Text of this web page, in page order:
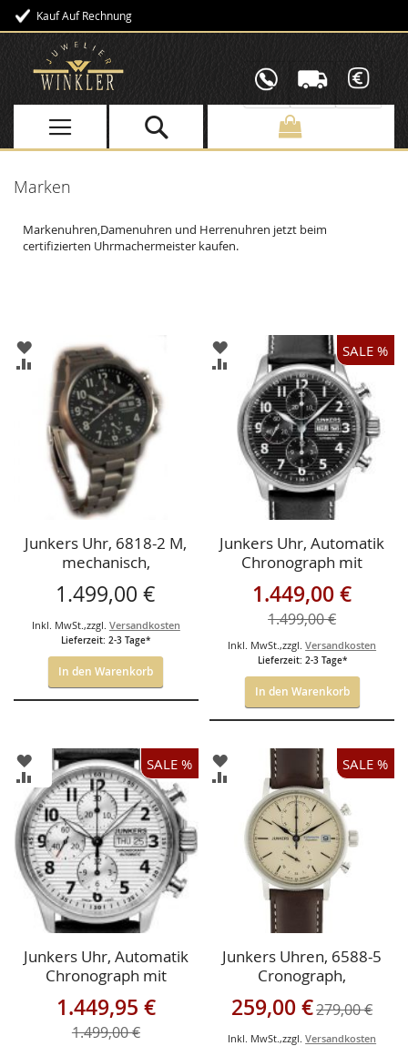
Kauf Auf Rechnung
Direkt
Inhalt
Marken
Markenuhren,Damenuhren und Herrenuhren jetzt beim
certifizierten Uhrmachermeister kaufen.
ZUR
WUNSCHLISTE
HINZUFÜGEN
ZUR
VERGLEICHSLISTE
HINZUFÜGEN
Junkers Uhr, 6818-2 M,
mechanisch,
Chronograph,
Metallarmband.
1.499,00 €
Inkl. MwSt.,zzgl. Versandkosten
Lieferzeit: 2-3 Tage*
In den Warenkorb
ZUR
WUNSCHLISTE
HINZUFÜGEN
ZUR
VERGLEICHSLISTE
HINZUFÜGEN
SALE %
Junkers Uhr, Automatik
Chronograph mit
Valjoux 7750, Ref.
6818-2
Sonderangebot
1.449,00 €
1.499,00 €
Inkl. MwSt.,zzgl.Versandkosten
Lieferzeit: 2-3 Tage*
In den Warenkorb
ZUR
WUNSCHLISTE
HINZUFÜGEN
ZUR
VERGLEICHSLISTE
HINZUFÜGEN
SALE %
Junkers Uhr, Automatik
Chronograph mit
Valjoux 7750, Ref.
6818-1,
Sonderangebot
1.449,95 €
1.499,00 €
ZUR
WUNSCHLISTE
HINZUFÜGEN
ZUR
VERGLEICHSLISTE
HINZUFÜGEN
SALE %
Junkers Uhren, 6588-5
Cronograph,
Sonderangebot
259,00 €279,00 €
Inkl. MwSt.,zzgl.Versandkosten